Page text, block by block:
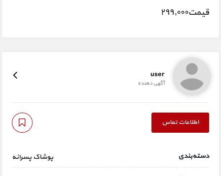
قیمت۲۹۹٫۰۰۰
user
آگهی دهنده
اطلاعات تماس
دسته‌بندی پوشاک پسرانه